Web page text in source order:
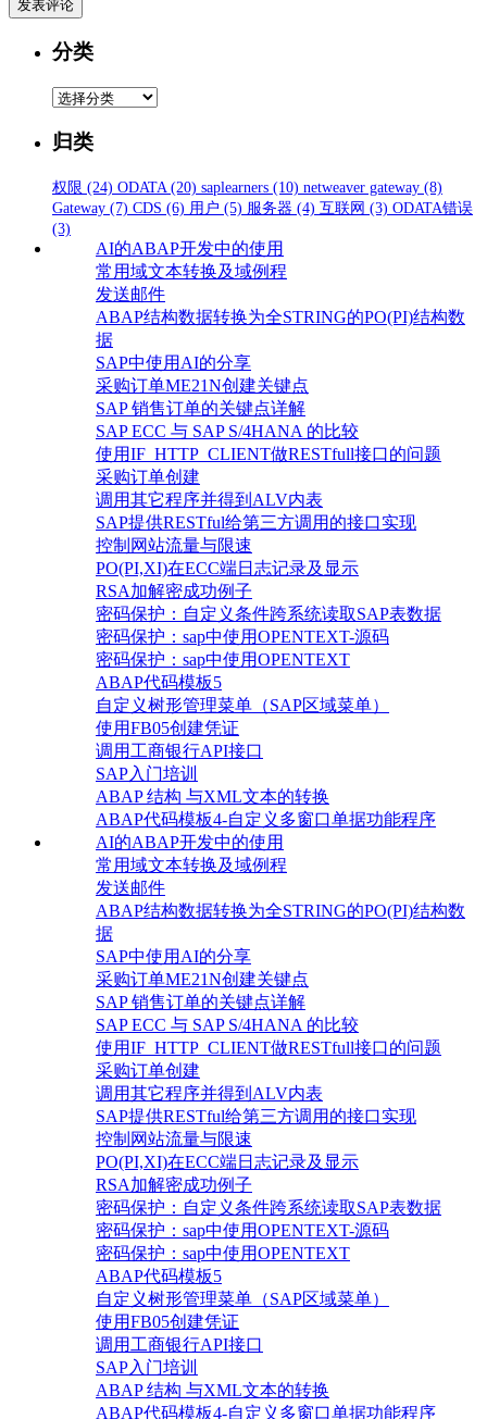
分类
分
归类
权限 (24) ODATA (20) saplearners (10) netweaver gateway (8)
Gateway (7) CDS (6) 用户 (5) 服务器 (4) 互联网 (3) ODATA错误
(3)
AI的ABAP开发中的使用
常用域文本转换及域例程
发送邮件
ABAP结构数据转换为全STRING的PO(PI)结构数
据
SAP中使用AI的分享
采购订单ME21N创建关键点
SAP 销售订单的关键点详解
SAP ECC 与 SAP S/4HANA 的比较
使用IF_HTTP_CLIENT做RESTfull接口的问题
采购订单创建
调用其它程序并得到ALV内表
SAP提供RESTful给第三方调用的接口实现
控制网站流量与限速
PO(PI,XI)在ECC端日志记录及显示
RSA加解密成功例子
密码保护：自定义条件跨系统读取SAP表数据
密码保护：sap中使用OPENTEXT-源码
密码保护：sap中使用OPENTEXT
ABAP代码模板5
自定义树形管理菜单（SAP区域菜单）
使用FB05创建凭证
调用工商银行API接口
SAP入门培训
ABAP 结构 与XML文本的转换
ABAP代码模板4-自定义多窗口单据功能程序
AI的ABAP开发中的使用
常用域文本转换及域例程
发送邮件
ABAP结构数据转换为全STRING的PO(PI)结构数
据
SAP中使用AI的分享
采购订单ME21N创建关键点
SAP 销售订单的关键点详解
SAP ECC 与 SAP S/4HANA 的比较
使用IF_HTTP_CLIENT做RESTfull接口的问题
采购订单创建
调用其它程序并得到ALV内表
SAP提供RESTful给第三方调用的接口实现
控制网站流量与限速
PO(PI,XI)在ECC端日志记录及显示
RSA加解密成功例子
密码保护：自定义条件跨系统读取SAP表数据
密码保护：sap中使用OPENTEXT-源码
密码保护：sap中使用OPENTEXT
ABAP代码模板5
自定义树形管理菜单（SAP区域菜单）
使用FB05创建凭证
调用工商银行API接口
SAP入门培训
ABAP 结构 与XML文本的转换
ABAP代码模板4-自定义多窗口单据功能程序